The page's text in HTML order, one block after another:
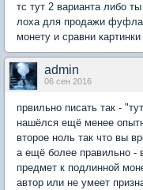
тс тут 2 варианта либо
лоха для продажи
монету и сравни
admin
06 сен 2016
првильно писать так -
нашёлся ещё менее
второе ноль так что вы
а ещё более правильно -
предмет к подлинной
автор или не умеет